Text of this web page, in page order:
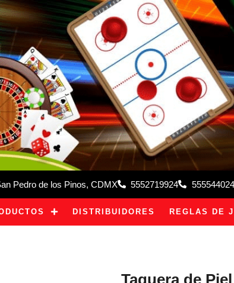
Pedro de los Pinos, CDMX 5552719924
DISTRIBUIDORES REGLAS DE
Taquera de Piel